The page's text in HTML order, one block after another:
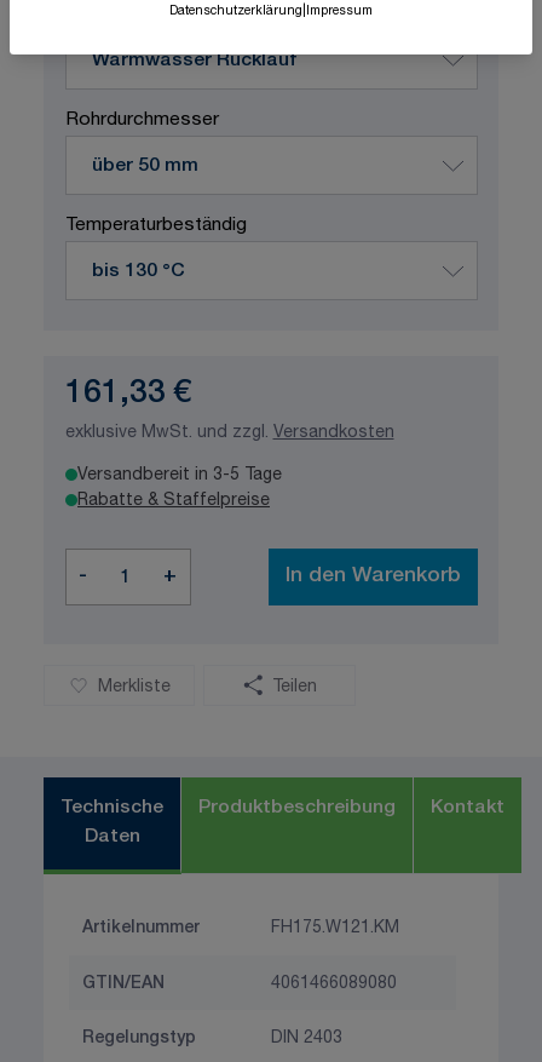
Datenschutzerklärung Impressum
Durchflussstoff
Rohrdurchmesser
Temperaturbeständig
161,33 €
exklusive MwSt. und zzgl. Versandkosten
Versandbereit in 3-5 Tage
Rabatte & Staffelpreise
- + In den Warenkorb
Merkliste Teilen
Technische
Daten
Produktbeschreibung Kontakt
Artikelnummer FH175.W121.KM
GTIN/EAN 4061466089080
Regelungstyp DIN 2403